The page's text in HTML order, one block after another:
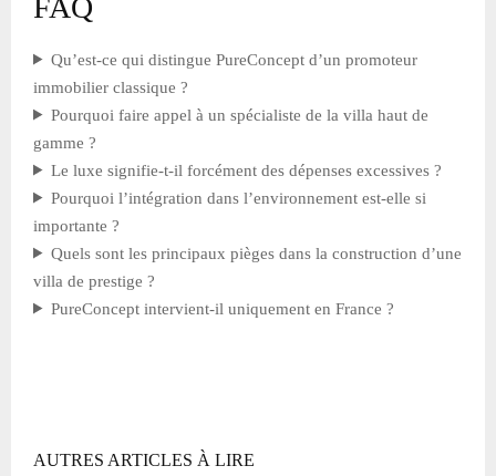
Qu’est-ce qui distingue PureConcept d’un promoteur
immobilier classique ?
Pourquoi faire appel à un spécialiste de la villa haut de
gamme ?
Le luxe signifie-t-il forcément des dépenses excessives ?
Pourquoi l’intégration dans l’environnement est-elle si
importante ?
Quels sont les principaux pièges dans la construction d’une
villa de prestige ?
PureConcept intervient-il uniquement en France ?
AUTRES ARTICLES À LIRE